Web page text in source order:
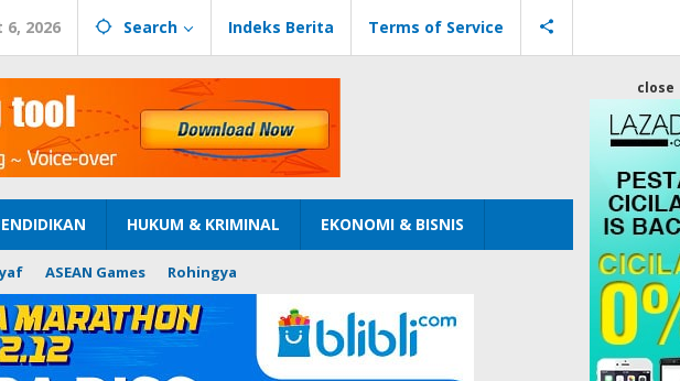
2026 Search Indeks Berita Terms of Service
HUKUM & KRIMINAL EKONOMI & BISNIS
ASEAN Games Rohingya
close